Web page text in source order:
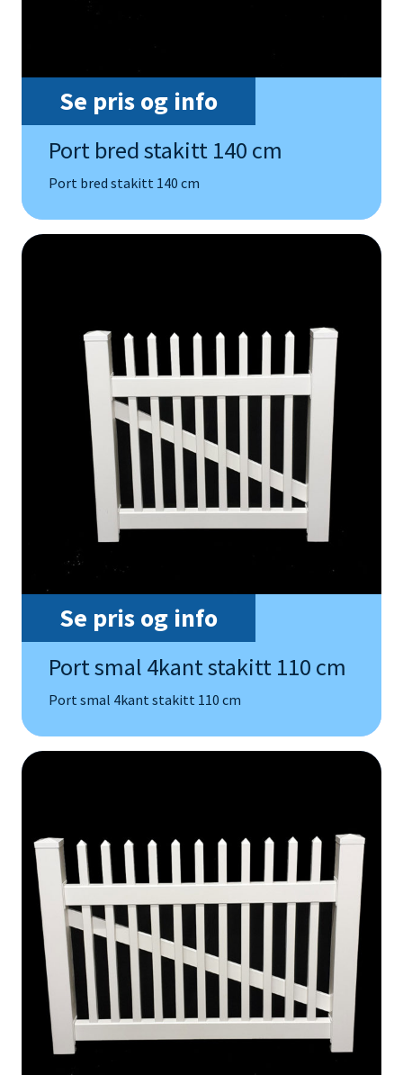
Se pris og info
Port bred stakitt 140 cm
Port bred stakitt 140 cm
Se pris og info
Port smal 4kant stakitt 110 cm
Port smal 4kant stakitt 110 cm